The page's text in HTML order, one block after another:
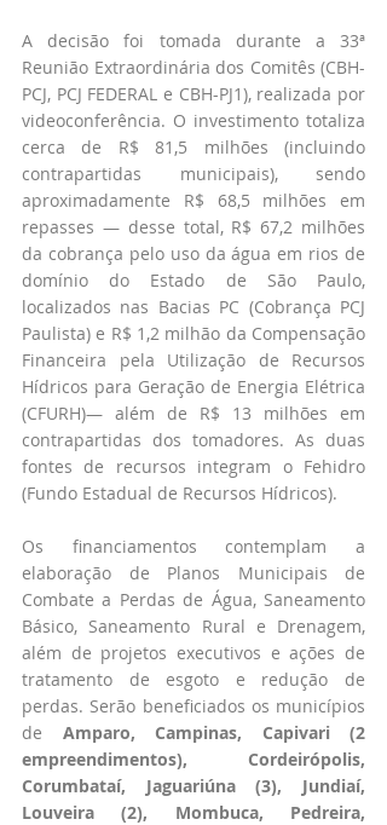
A decisão foi tomada durante a 33ª
Reunião Extraordinária dos Comitês (CBH-
PCJ, PCJ FEDERAL e CBH-PJ1), realizada por
videoconferência. O investimento totaliza
cerca de R$ 81,5 milhões (incluindo
contrapartidas municipais), sendo
aproximadamente R$ 68,5 milhões em
repasses — desse total, R$ 67,2 milhões
da cobrança pelo uso da água em rios de
domínio do Estado de São Paulo,
localizados nas Bacias PC (Cobrança PCJ
Paulista) e R$ 1,2 milhão da Compensação
Financeira pela Utilização de Recursos
Hídricos para Geração de Energia Elétrica
(CFURH)— além de R$ 13 milhões em
contrapartidas dos tomadores. As duas
fontes de recursos integram o Fehidro
(Fundo Estadual de Recursos Hídricos).
Os financiamentos contemplam a
elaboração de Planos Municipais de
Combate a Perdas de Água, Saneamento
Básico, Saneamento Rural e Drenagem,
além de projetos executivos e ações de
tratamento de esgoto e redução de
perdas. Serão beneficiados os municípios
de Amparo, Campinas, Capivari (2
empreendimentos), Cordeirópolis,
Corumbataí, Jaguariúna (3), Jundiaí,
Louveira (2), Mombuca, Pedreira,